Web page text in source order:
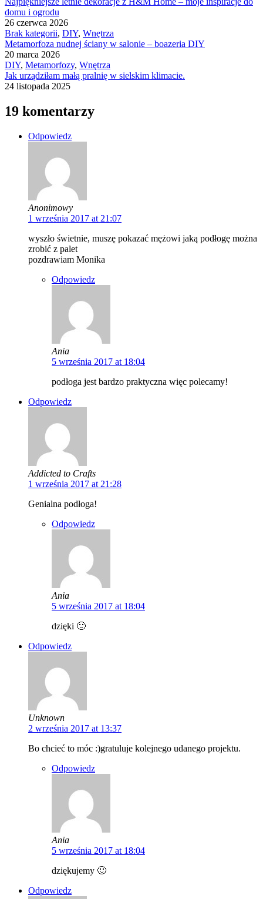
domu i ogrodu
26 czerwca 2026
Brak kategorii, DIY, Wnętrza
Metamorfoza nudnej ściany w salonie – boazeria DIY
20 marca 2026
DIY, Metamorfozy, Wnętrza
Jak urządziłam małą pralnię w sielskim klimacie.
24 listopada 2025
19 komentarzy
Odpowiedz
Anonimowy
1 września 2017 at 21:07
wyszło świetnie, muszę pokazać mężowi jaką podłogę można
zrobić z palet
pozdrawiam Monika
Odpowiedz
Ania
5 września 2017 at 18:04
podłoga jest bardzo praktyczna więc polecamy!
Odpowiedz
Addicted to Crafts
1 września 2017 at 21:28
Genialna podłoga!
Odpowiedz
Ania
5 września 2017 at 18:04
dzięki 🙂
Odpowiedz
Unknown
2 września 2017 at 13:37
Bo chcieć to móc :)gratuluje kolejnego udanego projektu.
Odpowiedz
Ania
5 września 2017 at 18:04
dziękujemy 🙂
Odpowiedz